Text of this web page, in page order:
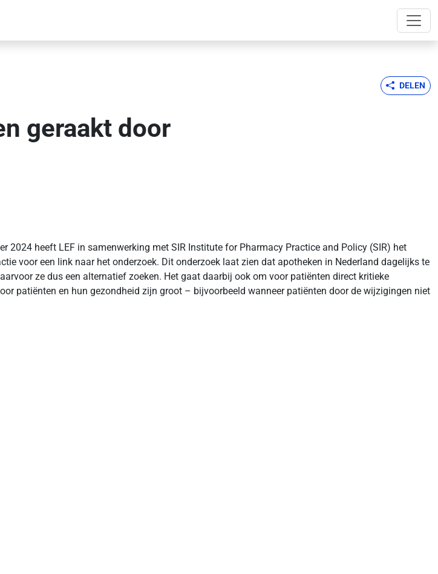
DELEN
geraakt door
heeft LEF in samenwerking met SIR Institute for Pharmacy Practice and Policy (SIR) het
voor een link naar het onderzoek. Dit onderzoek laat zien dat apotheken in Nederland dagelijks te
ze dus een alternatief zoeken. Het gaat daarbij ook om voor patiënten direct kritieke
patiënten en hun gezondheid zijn groot – bijvoorbeeld wanneer patiënten door de wijzigingen niet